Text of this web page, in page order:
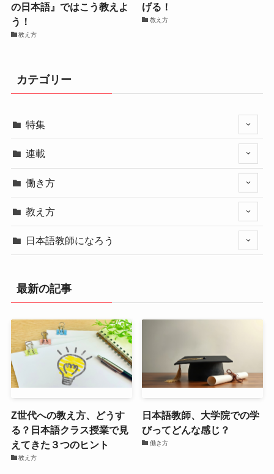
の日本語』ではこう教えよ
う！
教え方
げる！
教え方
カテゴリー
特集
連載
働き方
教え方
日本語教師になろう
最新の記事
Z世代への教え方、どうす
る？日本語クラス授業で見
えてきた３つのヒント
教え方
日本語教師、大学院での学
びってどんな感じ？
働き方